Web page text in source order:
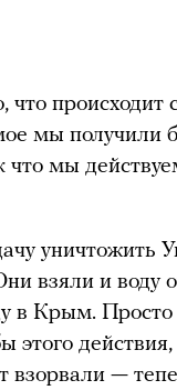
что
мы получили
что мы
уничтожить
взяли и воду
в Крым.
этого
взорвали —